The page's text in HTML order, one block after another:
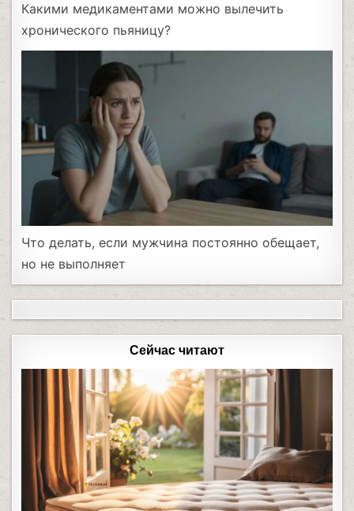
Какими медикаментами можно вылечить
хронического пьяницу?
Что делать, если мужчина постоянно обещает,
но не выполняет
Сейчас читают